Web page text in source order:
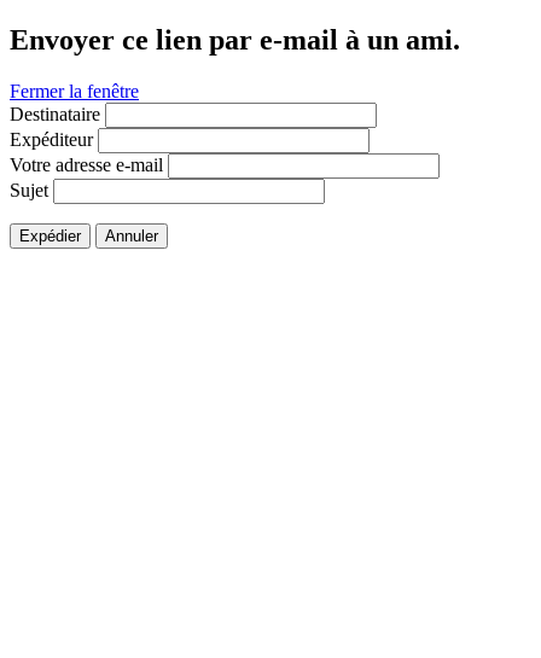
Envoyer ce lien par e-mail à un ami.
Fermer la fenêtre
Destinataire
Expéditeur
Votre adresse e-mail
Sujet
Expédier Annuler